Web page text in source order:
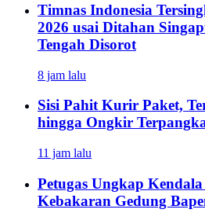
Timnas Indonesia
2026 usai Ditahan
Tengah Disorot
8 jam lalu
Sisi Pahit Kurir Paket,
hingga Ongkir
11 jam lalu
Petugas Ungkap
Kebakaran Gedung